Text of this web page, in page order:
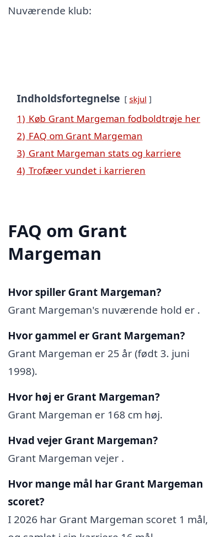
Nuværende klub:
Indholdsfortegnelse skjul
1) Køb Grant Margeman fodboldtrøje her
2) FAQ om Grant Margeman
3) Grant Margeman stats og karriere
4) Trofæer vundet i karrieren
FAQ om Grant
Margeman
Hvor spiller Grant Margeman?
Grant Margeman's nuværende hold er .
Hvor gammel er Grant Margeman?
Grant Margeman er 25 år (født 3. juni
1998).
Hvor høj er Grant Margeman?
Grant Margeman er 168 cm høj.
Hvad vejer Grant Margeman?
Grant Margeman vejer .
Hvor mange mål har Grant Margeman
scoret?
I 2026 har Grant Margeman scoret 1 mål,